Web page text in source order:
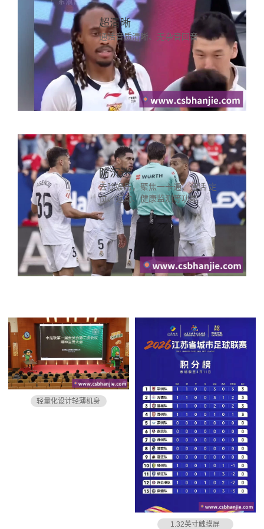
超清晰
通话音质清晰、无杂音回音
防沉迷
去除娱乐，聚焦一卡通、通话 定
位、运动、健康监测等功能
轻量化设计轻薄机身
1.32英寸触摸屏